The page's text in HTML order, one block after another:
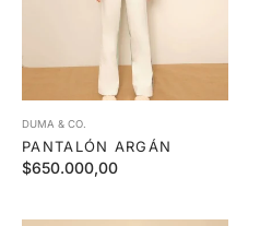
DUMA & CO.
PANTALÓN ARGÁN
Precio
$650.000,00